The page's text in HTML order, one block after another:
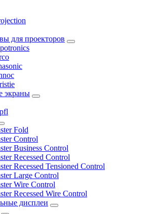
для проекторов
экраны
Fold
Control
Business Control
Recessed Control
Recessed Tensioned Control
Large Control
Wire Control
Recessed Wire Control
дисплеи